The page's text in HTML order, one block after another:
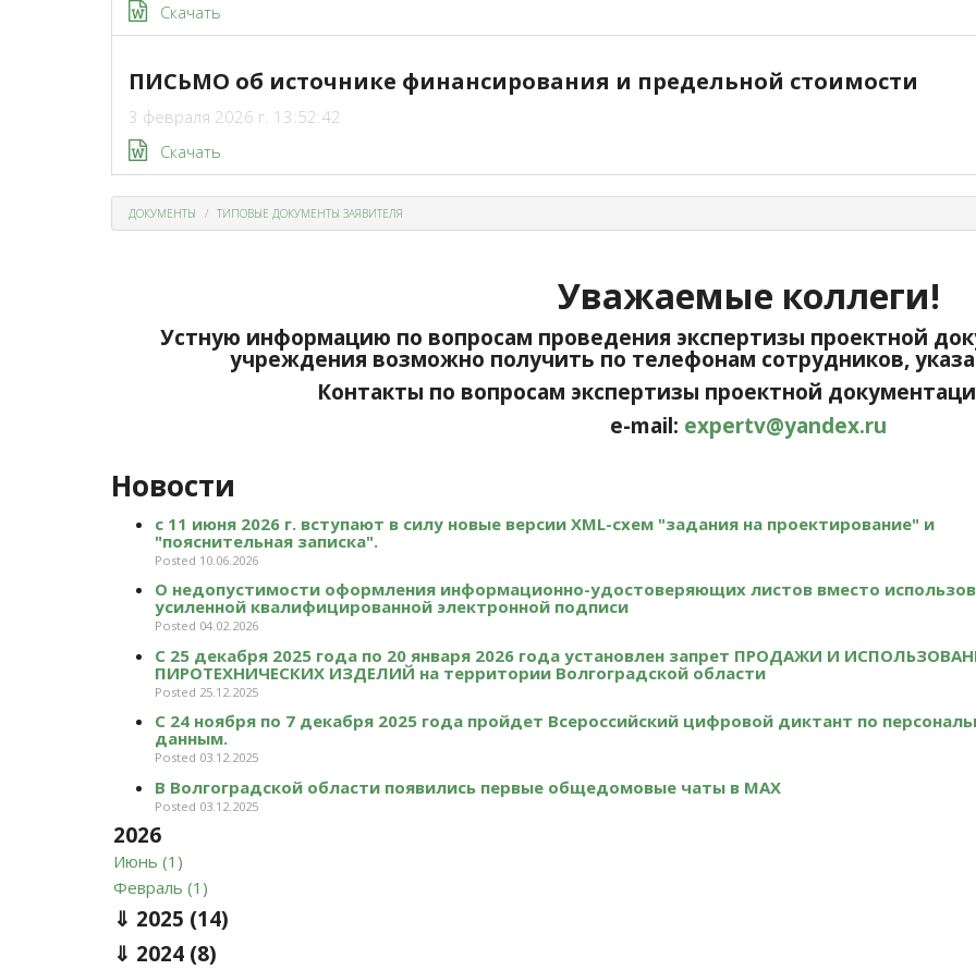
Скачать
ПИСЬМО об источнике финансирования и предельной стоимости
3 февраля 2026 г. 13:52:42
Скачать
ДОКУМЕНТЫ ТИПОВЫЕ ДОКУМЕНТЫ ЗАЯВИТЕЛЯ
Уважаемые коллеги!
Устную информацию по вопросам проведения экспертизы проектной
учреждения возможно получить по телефонам сотрудников,
Контакты по вопросам экспертизы проектной
e-mail: expertv@yandex.ru
Новости
с 11 июня 2026 г. вступают в силу новые версии XML-схем "задания на проектирование" и
"пояснительная записка".
Posted 10.06.2026
О недопустимости оформления информационно-удостоверяющих листов вместо
усиленной квалифицированной электронной подписи
Posted 04.02.2026
С 25 декабря 2025 года по 20 января 2026 года установлен запрет ПРОДАЖИ И
ПИРОТЕХНИЧЕСКИХ ИЗДЕЛИЙ на территории Волгоградской области
Posted 25.12.2025
С 24 ноября по 7 декабря 2025 года пройдет Всероссийский цифровой диктант по
данным.
Posted 03.12.2025
В Волгоградской области появились первые общедомовые чаты в МАХ
Posted 03.12.2025
2026
Июнь (1)
Февраль (1)
2025 (14)
2024 (8)